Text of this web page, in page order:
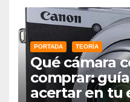
PORTADA TEORÍA
Qué cámara
comprar:
acertar en tu